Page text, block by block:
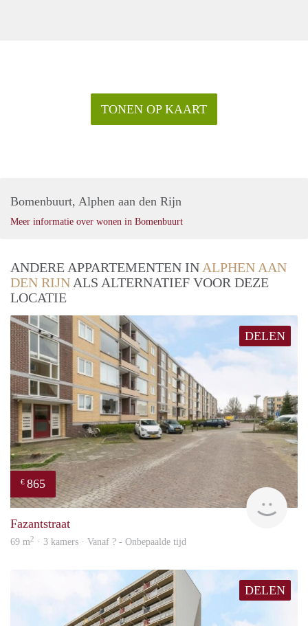
TONEN OP KAART
Bomenbuurt, Alphen aan den Rijn
Meer informatie over wonen in Bomenbuurt
ANDERE APPARTEMENTEN IN ALPHEN AAN
DEN RIJN ALS ALTERNATIEF VOOR DEZE
LOCATIE
DELEN
€ 865
Fazantstraat
69 m2 · 3 kamers · Vanaf ? - Onbepaalde tijd
DELEN